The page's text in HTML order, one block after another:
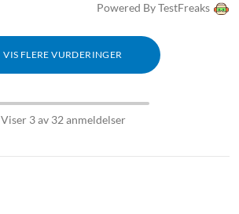
Powered By TestFreaks
VIS FLERE VURDERINGER
Viser 3 av 32 anmeldelser